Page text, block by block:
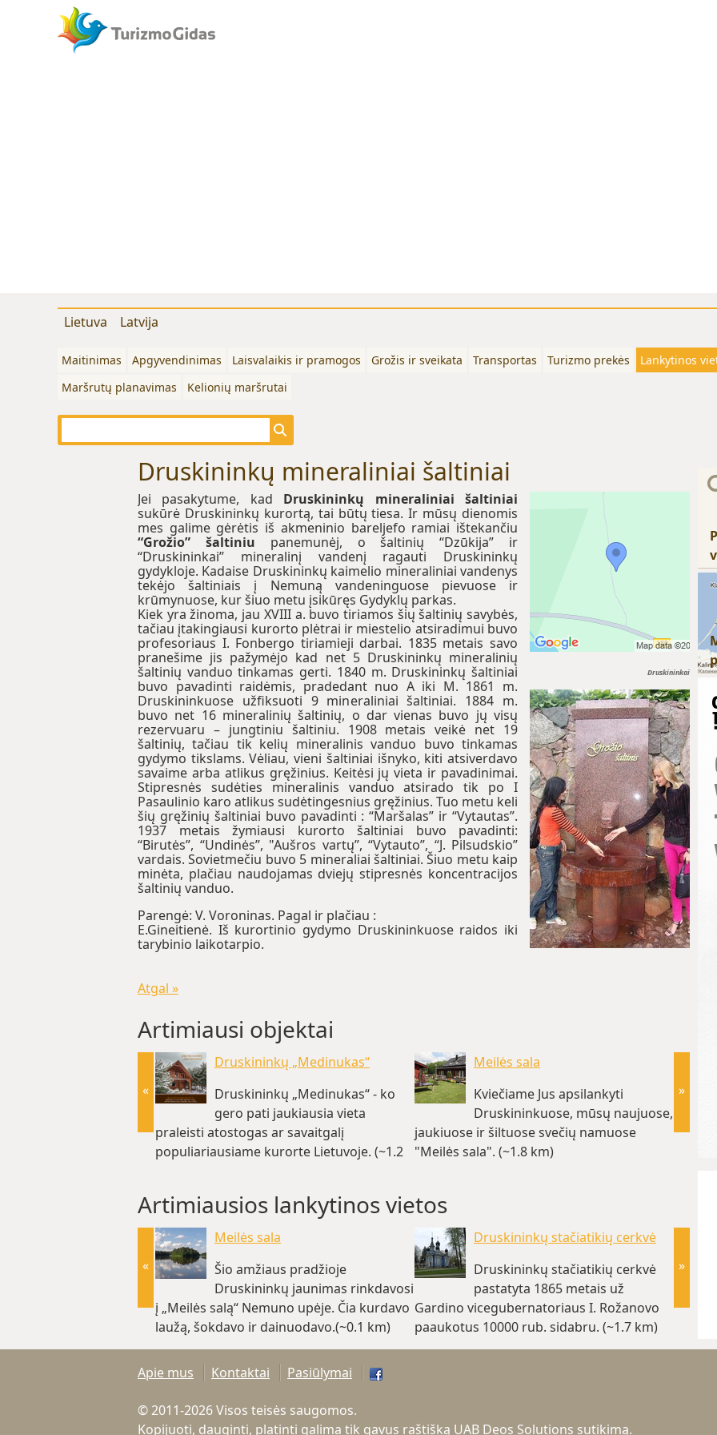
Lietuva Latvija
Maitinimas Apgyvendinimas Laisvalaikis ir pramogos Grožis ir sveikata Transportas Turizmo prekės Lankytinos
Maršrutų planavimas
Kelionių maršrutai
Druskininkų mineraliniai šaltiniai
Druskininkai
Jei pasakytume, kad Druskininkų mineraliniai šaltiniai
sukūrė Druskininkų kurortą, tai būtų tiesa. Ir mūsų dienomis
mes galime gėrėtis iš akmeninio bareljefo ramiai ištekančiu
“Grožio” šaltiniu panemunėj, o šaltinių “Dzūkija” ir
“Druskininkai” mineralinį vandenį ragauti Druskininkų
gydykloje. Kadaise Druskininkų kaimelio mineraliniai vandenys
tekėjo šaltiniais į Nemuną vandeninguose pievuose ir
krūmynuose, kur šiuo metu įsikūręs Gydyklų parkas.
Kiek yra žinoma, jau XVIII a. buvo tiriamos šių šaltinių savybės,
tačiau įtakingiausi kurorto plėtrai ir miestelio atsiradimui buvo
profesoriaus I. Fonbergo tiriamieji darbai. 1835 metais savo
pranešime jis pažymėjo kad net 5 Druskininkų mineralinių
šaltinių vanduo tinkamas gerti. 1840 m. Druskininkų šaltiniai
buvo pavadinti raidėmis, pradedant nuo A iki M. 1861 m.
Druskininkuose užfiksuoti 9 mineraliniai šaltiniai. 1884 m.
buvo net 16 mineralinių šaltinių, o dar vienas buvo jų visų
rezervuaru – jungtiniu šaltiniu. 1908 metais veikė net 19
šaltinių, tačiau tik kelių mineralinis vanduo buvo tinkamas
gydymo tikslams. Vėliau, vieni šaltiniai išnyko, kiti atsiverdavo
savaime arba atlikus gręžinius. Keitėsi jų vieta ir pavadinimai.
Stipresnės sudėties mineralinis vanduo atsirado tik po I
Pasaulinio karo atlikus sudėtingesnius gręžinius. Tuo metu keli
šių gręžinių šaltiniai buvo pavadinti : “Maršalas” ir “Vytautas”.
1937 metais žymiausi kurorto šaltiniai buvo pavadinti:
“Birutės”, “Undinės”, "Aušros vartų”, “Vytauto”, “J. Pilsudskio”
vardais. Sovietmečiu buvo 5 mineraliai šaltiniai. Šiuo metu kaip
minėta, plačiau naudojamas dviejų stipresnės koncentracijos
šaltinių vanduo.
Parengė: V. Voroninas. Pagal ir plačiau :
E.Gineitienė. Iš kurortinio gydymo Druskininkuose raidos iki
tarybinio laikotarpio.
Atgal »
Artimiausi objektai
Druskininkų „Medinukas“
Druskininkų „Medinukas“ - ko
gero pati jaukiausia vieta
praleisti atostogas ar savaitgalį
populiariausiame kurorte Lietuvoje. (~1.2
Meilės sala
Kviečiame Jus apsilankyti
Druskininkuose, mūsų naujuose,
jaukiuose ir šiltuose svečių namuose
"Meilės sala". (~1.8 km)
»
«
Artimiausios lankytinos vietos
Meilės sala
Šio amžiaus pradžioje
Druskininkų jaunimas rinkdavosi
į „Meilės salą“ Nemuno upėje. Čia kurdavo
laužą, šokdavo ir dainuodavo.(~0.1 km)
Druskininkų stačiatikių cerkvė
Druskininkų stačiatikių cerkvė
pastatyta 1865 metais už
Gardino vicegubernatoriaus I. Rožanovo
paaukotus 10000 rub. sidabru. (~1.7 km)
»
«
Apie mus Kontaktai Pasiūlymai
© 2011-2026 Visos teisės saugomos.
Kopijuoti, dauginti, platinti galima tik gavus raštišką UAB Deos Solutions sutikimą.